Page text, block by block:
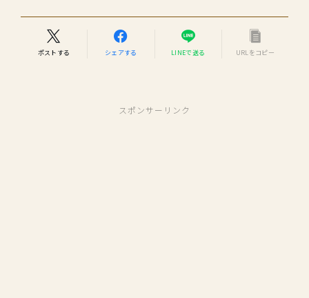
ポストする シェアする LINEで送る URLをコピー
スポンサーリンク